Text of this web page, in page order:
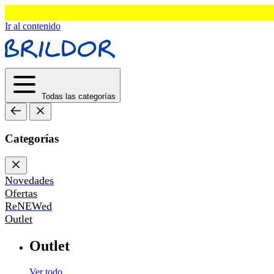
Ir al contenido
Todas las categorías
Categorías
Novedades
Ofertas
ReNEWed
Outlet
Outlet